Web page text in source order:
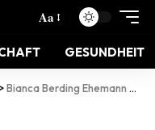
Aa
GESUNDHEIT
>Bianca Berding Ehemann – Was man wirklich über den Partner der TV-Expertin weiß